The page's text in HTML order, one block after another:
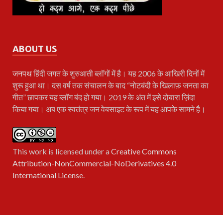
ABOUT US
जनपथहिंदी जगत के शुरुआती ब्लॉगों में है। यह 2006 के आखिरी दिनों में
शुरू हुआ था। दस वर्ष तक संचालन के बाद “नोटबंदी के खिलाफ़ जनता का
गीत” छापकर यह ब्लॉग बंद हो गया। 2019 के अंत में इसे दोबारा ज़िंदा
किया गया। अब एक स्वतंत्र जन वेबसाइट के रूप में यह आपके सामने है।
This work is licensed under aCreative Commons
Attribution-NonCommercial-NoDerivatives 4.0
International License